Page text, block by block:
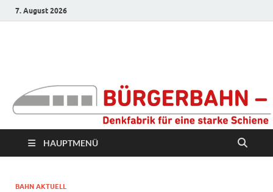
7. August 2026
Denkfabrik für eine
starke Schiene
HAUPTMENÜ
BAHN AKTUELL